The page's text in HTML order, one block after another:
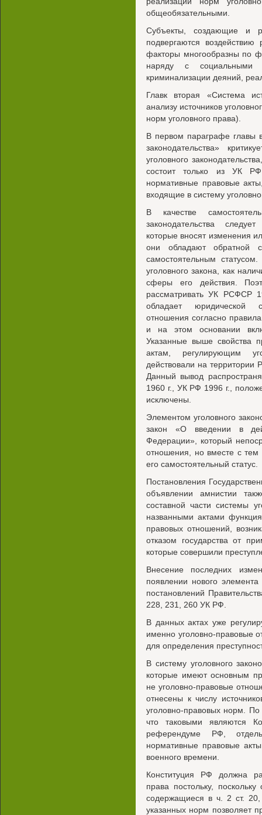
общеобязательными.
Субъекты, создающие и
подвергаются
факторы многообразны по
наряду с социальными
криминализации деяний,
Главк вторая «Система
анализу источников
норм уголовного права).
В первом параграфе главы
законодательства»
уголовного
состоит только из УК
нормативные правовые
входящие в систему
В качестве
законодательства
которые вносят изменения
они обладают обратной
самостоятельным
уголовного закона, как
сферы его действия.
рассматривать УК РСФСР
обладает юридической
отношения согласно
и на этом основании
Указанные выше свойства
актам, регулирующим
действовали на территории
Данный вывод
1960 г., УК РФ 1996 г.,
исключены.
Элементом уголовного
закон «О введении в
Федерации», который
отношения, но вместе с
его самостоятельный статус.
Постановления
объявлении амнистии
составной части системы
названными актами
правовых отношений,
отказом государства от
которые совершили
Внесение последних
появлении нового
постановлений
228, 231, 260 УК РФ.
В данных актах уже
именно уголовно-правовые
для определения
В систему уголовного
которые имеют основным
не уголовно-правовые
отнесены к числу
уголовно-правовых норм. По
что таковыми являются
референдуме РФ,
нормативные правовые
военного времени.
Конституция РФ должна
права постольку,
содержащиеся в ч. 2 ст.
указанных норм позволяет